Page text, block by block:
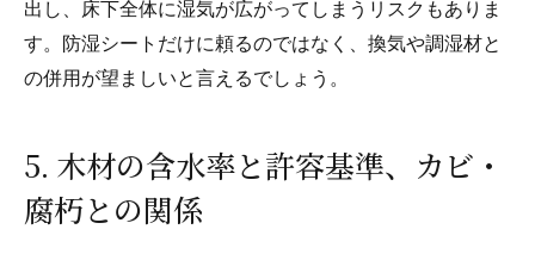
出し、床下全体に湿気が広がってしまうリスクもありま
す。防湿シートだけに頼るのではなく、換気や調湿材と
の併用が望ましいと言えるでしょう。
5. 木材の含水率と許容基準、カビ・
腐朽との関係